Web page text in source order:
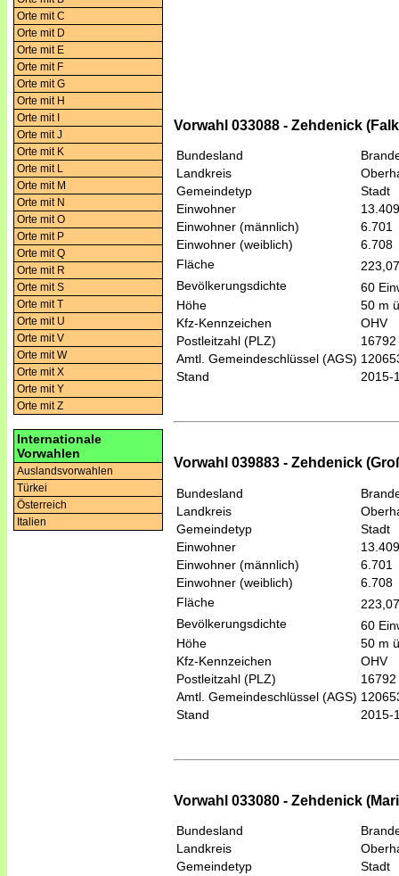
Orte mit C
Orte mit D
Orte mit E
Orte mit F
Orte mit G
Orte mit H
Orte mit I
Orte mit J
Orte mit K
Orte mit L
Orte mit M
Orte mit N
Orte mit O
Orte mit P
Orte mit Q
Orte mit R
Orte mit S
Orte mit T
Orte mit U
Orte mit V
Orte mit W
Orte mit X
Orte mit Y
Orte mit Z
Internationale
Vorwahlen
Auslandsvorwahlen
Türkei
Österreich
Italien
Vorwahl 033088 - Zehdenick
Bundesland
Landkreis
Gemeindetyp
Stadt
Einwohner
13.409
Einwohner (männlich)
6.701
Einwohner (weiblich)
6.708
Fläche
Bevölkerungsdichte
60
Höhe
50 m
Kfz-Kennzeichen
OHV
Postleitzahl (PLZ)
16792
Amtl. Gemeindeschlüssel (AGS)
Stand
2015-
Vorwahl 039883 - Zehdenick
Bundesland
Landkreis
Gemeindetyp
Stadt
Einwohner
13.409
Einwohner (männlich)
6.701
Einwohner (weiblich)
6.708
Fläche
Bevölkerungsdichte
60
Höhe
50 m
Kfz-Kennzeichen
OHV
Postleitzahl (PLZ)
16792
Amtl. Gemeindeschlüssel (AGS)
Stand
2015-
Vorwahl 033080 - Zehdenick
Bundesland
Landkreis
Gemeindetyp
Stadt